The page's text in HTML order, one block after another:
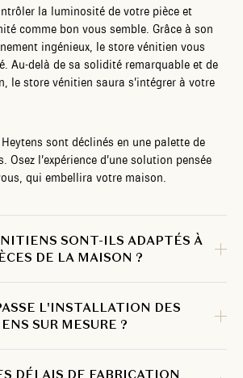
la luminosité de votre pièce et
comme bon vous semble. Grâce à son
ingénieux, le store vénitien vous
Au-delà de sa solidité remarquable et de
le store vénitien saura s’intégrer à votre
sont déclinés en une palette de
Osez l’expérience d’une solution pensée
qui embellira votre maison.
SONT-ILS ADAPTÉS À
DE LA MAISON ?
L'INSTALLATION DES
SUR MESURE ?
DÉLAIS DE FABRICATION